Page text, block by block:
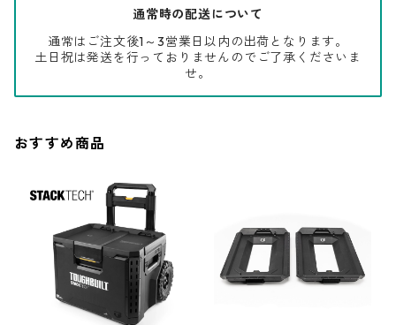
通常時の配送について
通常はご注文後1～3営業日以内の出荷となります。
土日祝は発送を行っておりませんのでご了承くださいま
せ。
おすすめ商品